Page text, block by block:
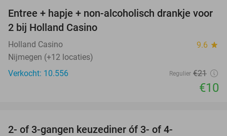
52%
Entree + hapje + non-alcoholisch drankje voor
2 bij Holland Casino
Holland Casino 9.6 star
Nijmegen (+12 locaties)
Verkocht: 10.556
Regulier €21
€10
2- of 3-gangen keuzediner óf 3- of 4-